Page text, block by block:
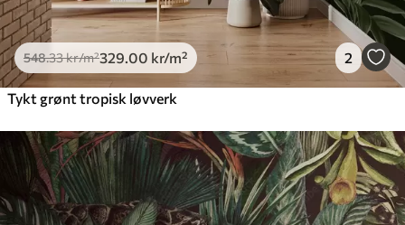
548.33kr/m²329 .00 kr/m² 2
Tykt grønt tropisk løvverk